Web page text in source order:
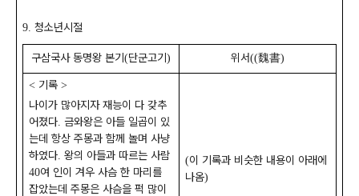
9. 청소년시절
구삼국사 동명왕 본기 (단군고기 ) 위서((魏書)
< 기록 >
나이가 많아지자 재능이 다 갖추
어졌다. 금와왕은 아들 일곱이 있
는데 항상 주몽과 함께 놀며 사냥
하였다. 왕의 아들과 따르는 사람
40여 인이 겨우 사슴 한 마리를
잡았는데 주몽은 사슴을 퍽 많이
(이 기록과 비슷한 내용이 아래에
나옴)